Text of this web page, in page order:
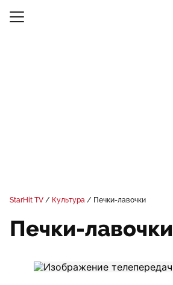
StarHit TV Культура Печки-лавочки
Печки-лавочки